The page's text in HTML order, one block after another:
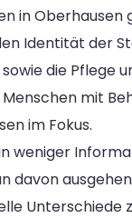
in Oberhausen
Identität der
die Pflege
mit
im Fokus.
weniger
davon
Unterschiede